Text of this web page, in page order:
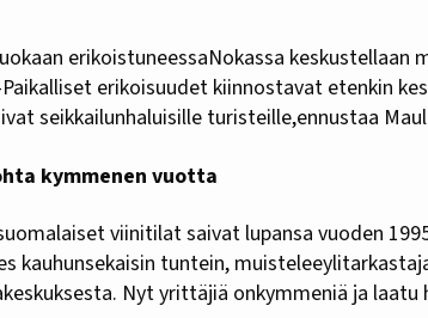
erikoistuneessaNokassa keskustellaan
erikoisuudet kiinnostavat etenkin
seikkailunhaluisille turisteille,ennustaa
kymmenen vuotta
viinitilat saivat lupansa vuoden
kauhunsekaisin tuntein, muisteleeylitarkastaja
Nyt yrittäjiä onkymmeniä ja laatu